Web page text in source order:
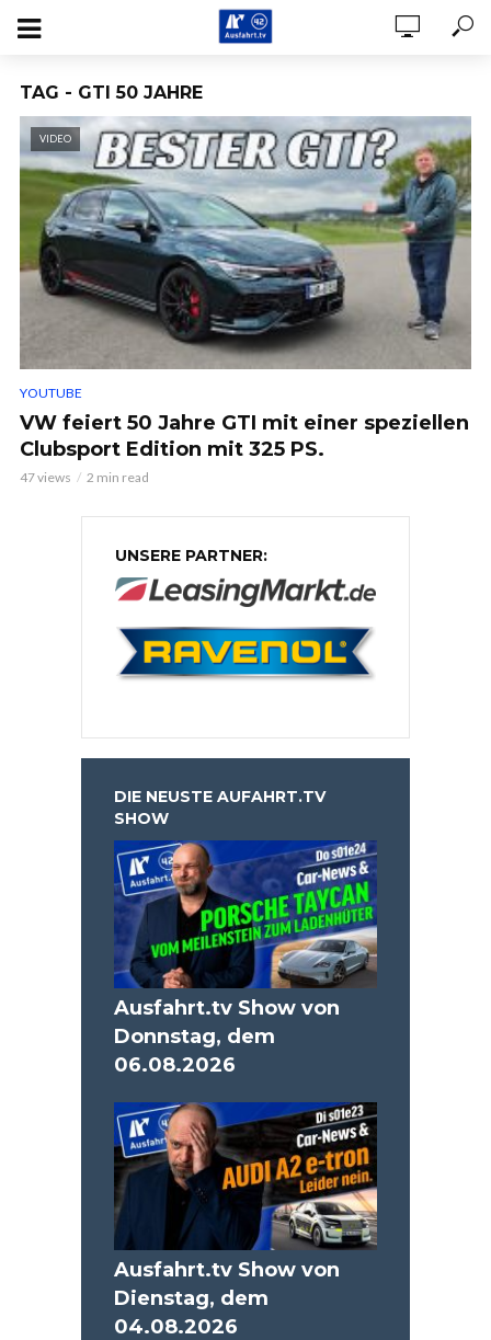
TAG - GTI 50 JAHRE
VIDEO
YOUTUBE
VW feiert 50 Jahre GTI mit einer speziellen
Clubsport Edition mit 325 PS.
47 views 2 min read
UNSERE PARTNER:
DIE NEUSTE AUFAHRT.TV
SHOW
Ausfahrt.tv Show von
Donnstag, dem
06.08.2026
Ausfahrt.tv Show von
Dienstag, dem
04.08.2026